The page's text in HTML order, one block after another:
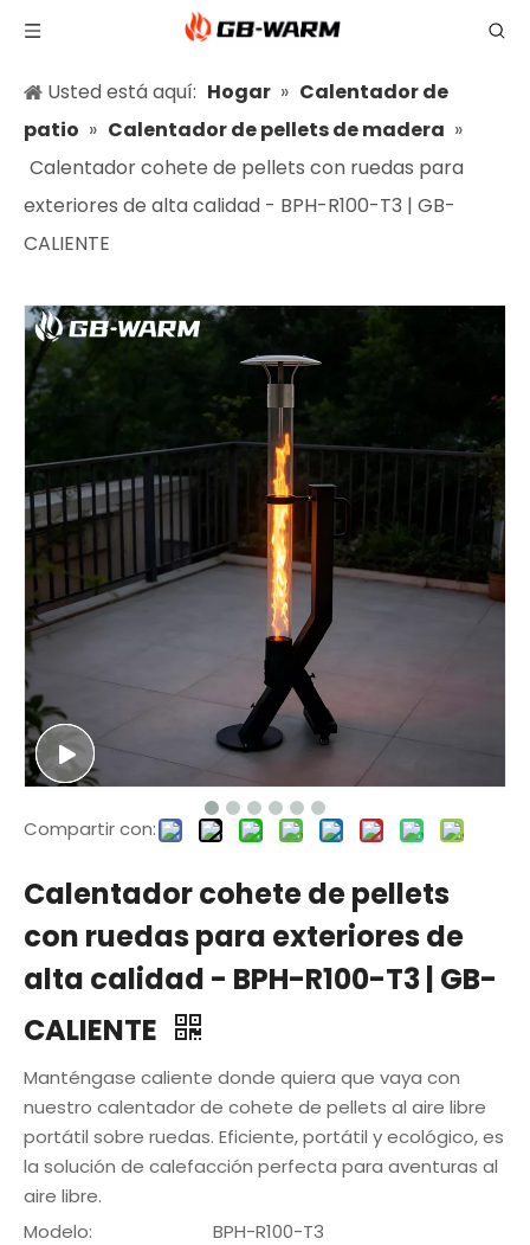
Usted está aquí: Hogar » Calentador de
patio » Calentador de pellets de madera »
Calentador cohete de pellets con ruedas para
exteriores de alta calidad - BPH-R100-T3 | GB-
CALIENTE
Compartir con:
Calentador cohete de pellets
con ruedas para exteriores de
alta calidad - BPH-R100-T3 | GB-
CALIENTE
Manténgase caliente donde quiera que vaya con
nuestro calentador de cohete de pellets al aire libre
portátil sobre ruedas. Eficiente, portátil y ecológico, es
la solución de calefacción perfecta para aventuras al
aire libre.
Modelo:
BPH-R100-T3